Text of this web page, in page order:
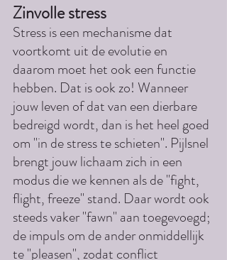
Zinvolle stress
Stress is een mechanisme dat
voortkomt uit de evolutie en
daarom moet het ook een functie
hebben. Dat is ook zo! Wanneer
jouw leven of dat van een dierbare
bedreigd wordt, dan is het heel goed
om "in de stress te schieten". Pijlsnel
brengt jouw lichaam zich in een
modus die we kennen als de "fight,
flight, freeze" stand. Daar wordt ook
steeds vaker "fawn" aan toegevoegd;
de impuls om de ander onmiddellijk
te "pleasen", zodat conflict